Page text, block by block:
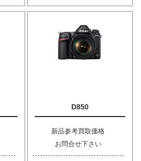
D850
新品参考買取価格
お問合せ下さい